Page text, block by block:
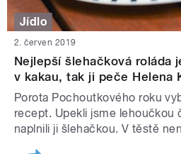
Jídlo
2. červen 2019
Nejlepší šlehačková roláda
v kakau, tak ji peče Helena
Porota Pochoutkového roku
recept. Upekli jsme lehoučkou
naplnili ji šlehačkou. V těstě